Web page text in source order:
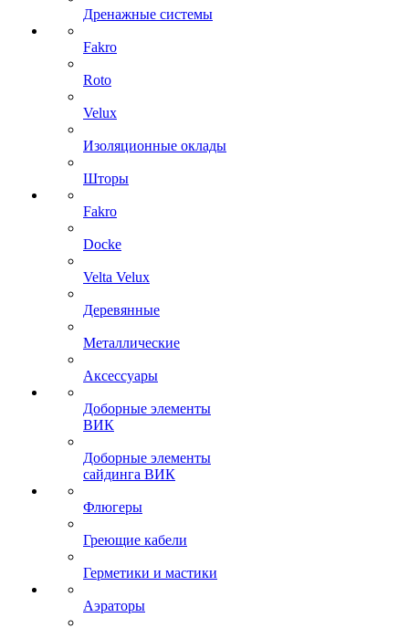
Дренажные системы
Fakro
Roto
Velux
Изоляционные оклады
Шторы
Fakro
Docke
Velta Velux
Деревянные
Металлические
Аксессуары
Доборные элементы
ВИК
Доборные элементы
сайдинга ВИК
Флюгеры
Греющие кабели
Герметики и мастики
Аэраторы